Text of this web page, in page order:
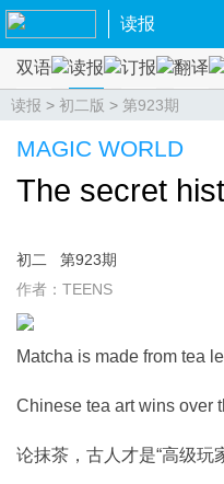
读报
双语 读报 订报 翻译
读报 > 初二版 > 第923期
MAGIC WORLD
The secret
初二
第923期
作者：TEENS
Matcha is made from tea
Chinese tea art wins over
论抹茶，古人才是“高级玩